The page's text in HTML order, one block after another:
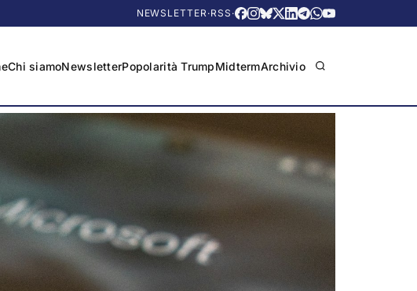
NEWSLETTER·RSS ·
Chi siamoNewsletterPopolarità TrumpMidtermArchivio